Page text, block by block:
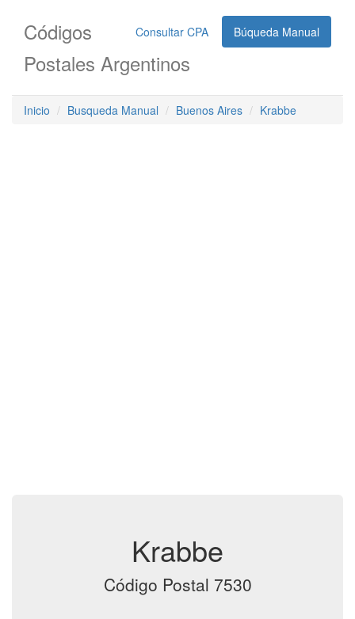
Consultar CPA Búqueda Manual
Códigos
Postales Argentinos
Inicio Busqueda Manual Buenos Aires Krabbe
Krabbe
Código Postal 7530